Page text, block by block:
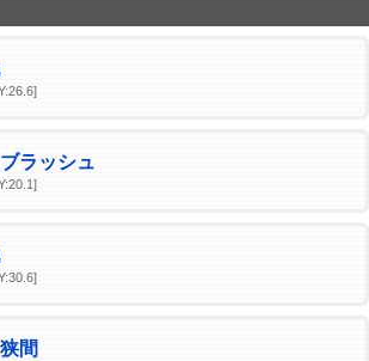
ラッシュ
間